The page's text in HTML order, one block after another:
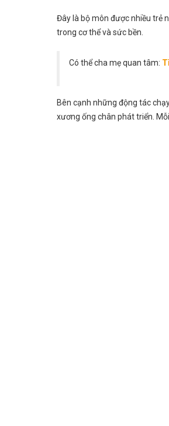
Đây là bộ môn được nhiều trẻ
trong cơ thể và sức bền.
Có thể cha mẹ quan tâm:
Bên cạnh những động tác
xương ống chân phát triển.